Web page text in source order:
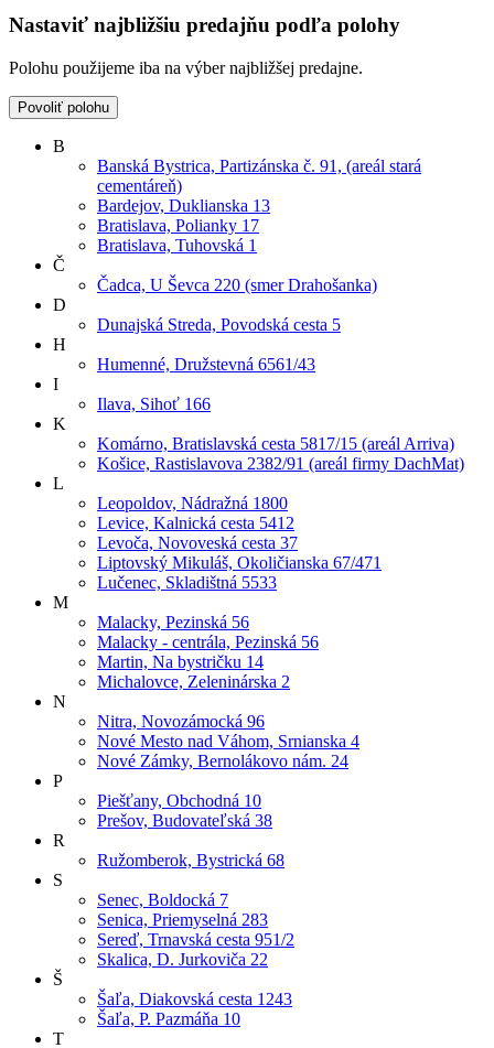
Nastaviť najbližšiu predajňu podľa polohy
Polohu použijeme iba na výber najbližšej predajne.
Povoliť polohu
B
Banská Bystrica, Partizánska č. 91, (areál stará
cementáreň)
Bardejov, Duklianska 13
Bratislava, Polianky 17
Bratislava, Tuhovská 1
Č
Čadca, U Ševca 220 (smer Drahošanka)
D
Dunajská Streda, Povodská cesta 5
H
Humenné, Družstevná 6561/43
I
Ilava, Sihoť 166
K
Komárno, Bratislavská cesta 5817/15 (areál Arriva)
Košice, Rastislavova 2382/91 (areál firmy DachMat)
L
Leopoldov, Nádražná 1800
Levice, Kalnická cesta 5412
Levoča, Novoveská cesta 37
Liptovský Mikuláš, Okoličianska 67/471
Lučenec, Skladištná 5533
M
Malacky, Pezinská 56
Malacky - centrála, Pezinská 56
Martin, Na bystričku 14
Michalovce, Zeleninárska 2
N
Nitra, Novozámocká 96
Nové Mesto nad Váhom, Srnianska 4
Nové Zámky, Bernolákovo nám. 24
P
Piešťany, Obchodná 10
Prešov, Budovateľská 38
R
Ružomberok, Bystrická 68
S
Senec, Boldocká 7
Senica, Priemyselná 283
Sereď, Trnavská cesta 951/2
Skalica, D. Jurkoviča 22
Š
Šaľa, Diakovská cesta 1243
Šaľa, P. Pazmáňa 10
T